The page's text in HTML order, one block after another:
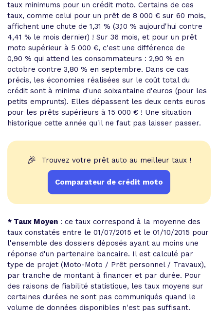
taux minimums pour un crédit moto. Certains de ces
taux, comme celui pour un prêt de 8 000 € sur 60 mois,
affichent une chute de 1,31 % (3,10 % aujourd'hui contre
4,41 % le mois dernier) ! Sur 36 mois, et pour un prêt
moto supérieur à 5 000 €, c'est une différence de
0,90 % qui attend les consommateurs : 2,90 % en
octobre contre 3,80 % en septembre. Dans ce cas
précis, les économies réalisées sur le coût total du
crédit sont à minima d'une soixantaine d'euros (pour les
petits emprunts). Elles dépassent les deux cents euros
pour les prêts supérieurs à 15 000 € ! Une situation
historique cette année qu'il ne faut pas laisser passer.
🎉 Trouvez votre prêt auto au meilleur taux !
Comparateur de crédit moto
* Taux Moyen : ce taux correspond à la moyenne des
taux constatés entre le 01/07/2015 et le 01/10/2015 pour
l'ensemble des dossiers déposés ayant au moins une
réponse d'un partenaire bancaire. Il est calculé par
type de projet (Moto-Moto / Prêt personnel / Travaux),
par tranche de montant à financer et par durée. Pour
des raisons de fiabilité statistique, les taux moyens sur
certaines durées ne sont pas communiqués quand le
volume de données disponibles n'est pas suffisant.